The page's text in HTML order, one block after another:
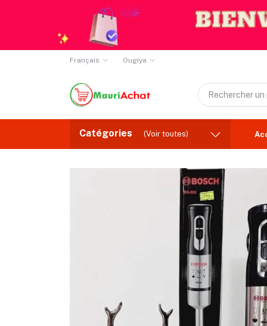
Français Ougiya
Catégories (Voir toutes)